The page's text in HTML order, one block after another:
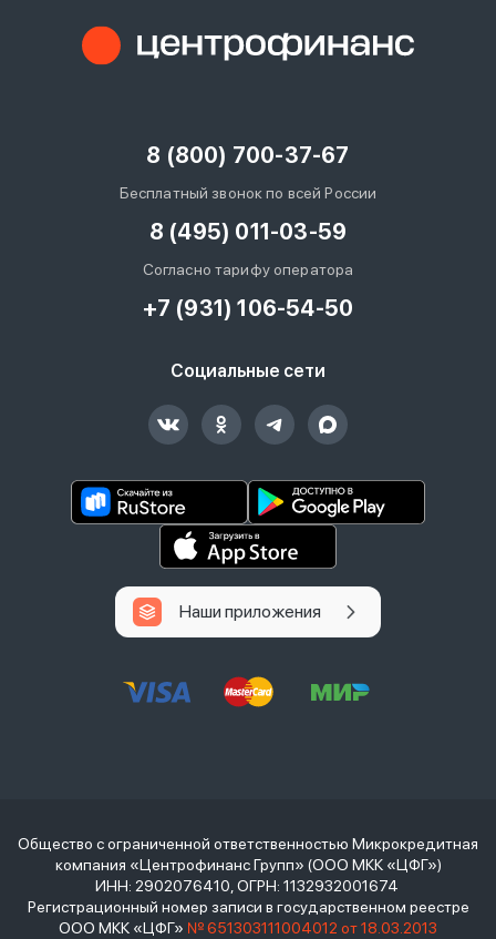
8 (800) 700-37-67
Бесплатный звонок по всей России
8 (495) 011-03-59
Согласно тарифу оператора
+7 (931) 106-54-50
Социальные сети
Наши приложения
Общество с ограниченной ответственностью Микрокредитная
компания «Центрофинанс Групп» (ООО МКК «ЦФГ»)
ИНН: 2902076410, ОГРН: 1132932001674
Регистрационный номер записи в государственном реестре
ООО МКК «ЦФГ» № 651303111004012 от 18.03.2013